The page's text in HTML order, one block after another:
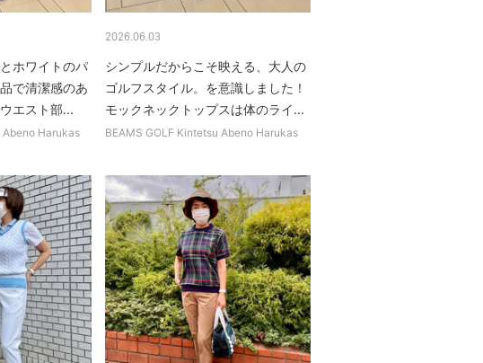
ホワイトのパ
で清潔感のあ
エスト部...
Abeno Harukas
2026.06.03
シンプルだからこそ映える、大人の
ゴルフスタイル。を意識しました！
モックネックトップスは体のライ...
BEAMS GOLF Kintetsu Abeno Harukas